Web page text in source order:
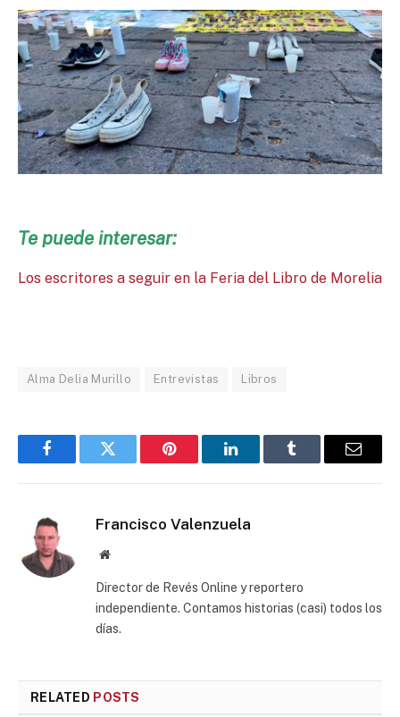
Te puede interesar:
Los escritores a seguir en la Feria del Libro de Morelia
Alma Delia Murillo Entrevistas Libros
FacebookTwitter Pinterest LinkedInTumblr Email
Francisco Valenzuela
Website
Director de Revés Online y reportero
independiente. Contamos historias (casi) todos los
días.
RELATED POSTS